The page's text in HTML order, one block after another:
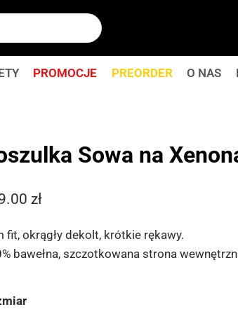
PROMOCJE PREORDER O NAS
Sowa na
zł
fit, okrągły dekolt, krótkie rękawy.
bawełna, szczotkowana strona